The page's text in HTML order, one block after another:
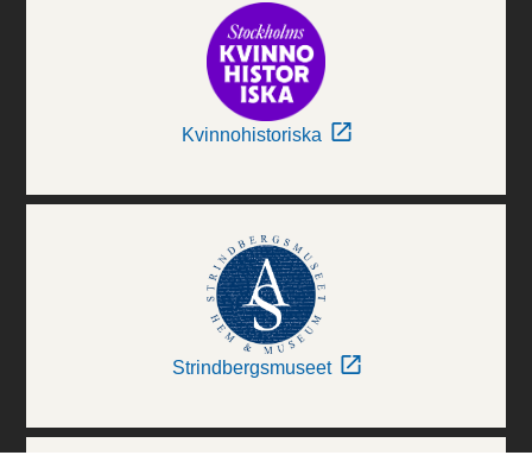
Kvinnohistoriska
Strindbergsmuseet